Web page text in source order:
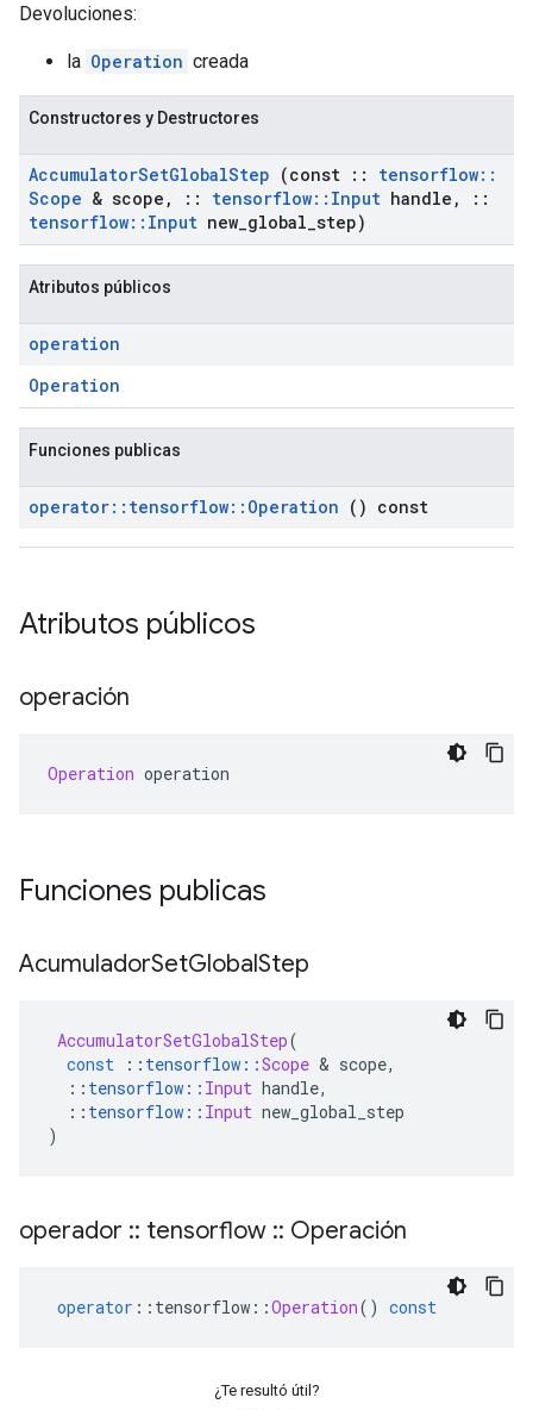
Devoluciones:
la Operation creada
Constructores y Destructores
AccumulatorSetGlobalStep (const :: tensorflow::
Scope & scope , :: tensorflow:: Input handle ,
::
tensorflow:: Input new global step)
Atributos públicos
operation
Operation
Funciones publicas
operator:: tensorflow:: Operation () const
Atributos públicos
operación
Operation operation
Funciones publicas
AcumuladorSetGlobalStep
AccumulatorSetGlobalStep(
const
:: tensorflow ::Scope & scope,
:: tensorflow :: Input handle,
:: tensorflow :: Input new_global_step
)
operador :: tensorflow :: Operación
operator :: tensorflow ::Operation() const
¿Te resultó útil?